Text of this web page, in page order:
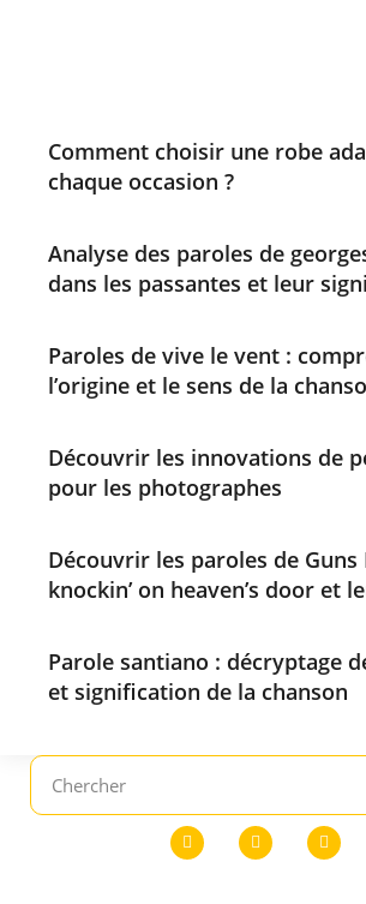
Comment choisir une robe
chaque occasion ?
Analyse des paroles de
dans les passantes et leur
Paroles de vive le vent :
l’origine et le sens de la
Découvrir les innovations de
pour les photographes
Découvrir les paroles de Guns
knockin’ on heaven’s door et
Parole santiano : décryptage
et signification de la chanson